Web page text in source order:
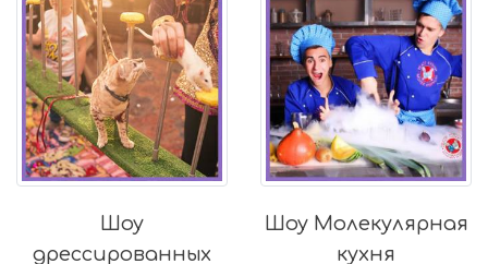
Шоу
дрессированных
Шоу Молекулярная
кухня